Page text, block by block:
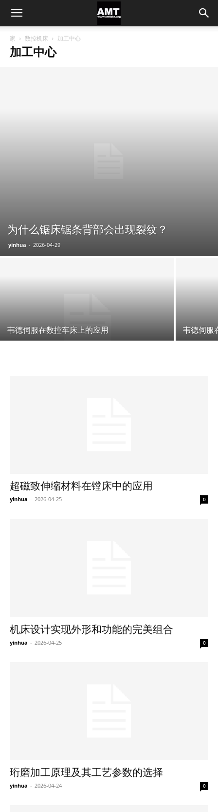
家 数控机床 加工中心
加工中心
为什么锯床锯条背部会出现裂纹？
yinhua - 2026-04-29
韦德伺服在数控车床上的应用 韦德伺服
超磁致伸缩材料在镗床中的应用
yinhua - 2026-04-25 0
机床设计实现外形和功能的完美组合
yinhua - 2026-04-25 0
珩磨加工原理及其工艺参数的选择
yinhua - 2026-04-24 0